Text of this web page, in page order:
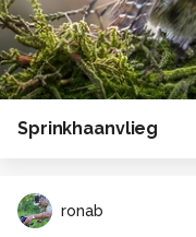
Sprinkhaanvlieg
ronab